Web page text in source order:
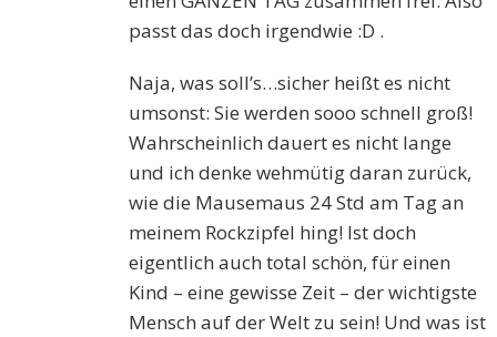
passt das doch irgendwie :D .
Naja, was soll’s…sicher heißt es nicht
umsonst: Sie werden sooo schnell groß!
Wahrscheinlich dauert es nicht lange
und ich denke wehmütig daran zurück,
wie die Mausemaus 24 Std am Tag an
meinem Rockzipfel hing! Ist doch
eigentlich auch total schön, für einen
Kind – eine gewisse Zeit – der wichtigste
Mensch auf der Welt zu sein! Und was ist